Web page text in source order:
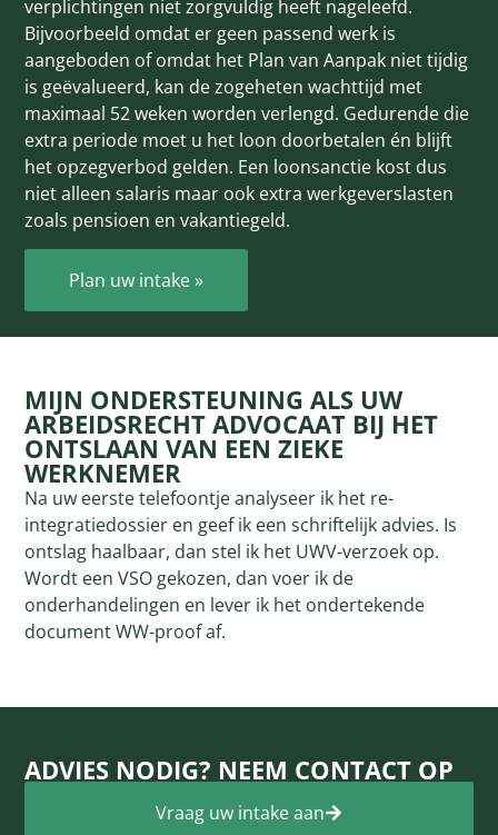
verplichtingen niet zorgvuldig heeft nageleefd.
Bijvoorbeeld omdat er geen passend werk is
aangeboden of omdat het Plan van Aanpak niet tijdig
is geëvalueerd, kan de zogeheten wachttijd met
maximaal 52 weken worden verlengd. Gedurende die
extra periode moet u het loon door­betalen én blijft
het opzeg­verbod gelden. Een loonsanctie kost dus
niet alleen salaris maar ook extra werkgevers­lasten
zoals pensioen en vakantiegeld.
Plan uw intake »
MIJN ONDERSTEUNING ALS UW
ARBEIDSRECHT ADVOCAAT BIJ HET
ONTSLAAN VAN EEN ZIEKE
WERKNEMER
Na uw eerste telefoontje analyseer ik het re-
integratiedossier en geef ik een schriftelijk advies. Is
ontslag haalbaar, dan stel ik het UWV-verzoek op.
Wordt een VSO gekozen, dan voer ik de
onderhandelingen en lever ik het ondertekende
document WW-proof af.
ADVIES NODIG? NEEM CONTACT OP
Vraag uw intake aan